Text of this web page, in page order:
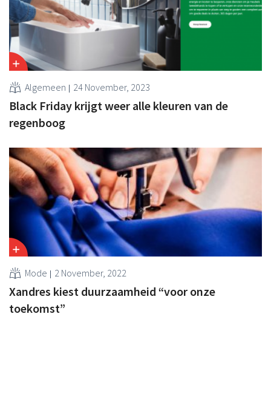
Algemeen 24 November, 2023
Black Friday krijgt weer alle kleuren van de
regenboog
Mode 2 November, 2022
Xandres kiest duurzaamheid “voor onze
toekomst”